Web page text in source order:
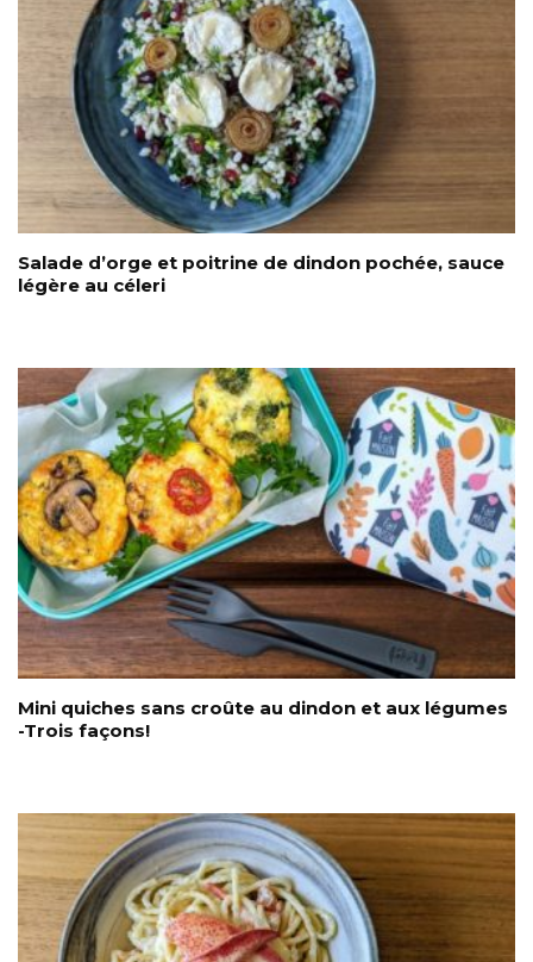
Salade d’orge et poitrine de dindon pochée, sauce
légère au céleri
Mini quiches sans croûte au dindon et aux légumes
-Trois façons!